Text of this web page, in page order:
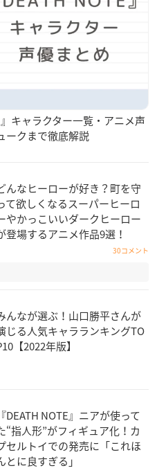
キャラクター一覧・アニメ声
クまで徹底解説
んなヒーローが好き？町を守
て欲しくなるスーパーヒーロ
やかっこいいダークヒーロー
登場するアニメ作品9選！
30コメント
んなが選ぶ！山口勝平さんが
じる人気キャラランキングTO
【2022年版】
『DEATH NOTE』ニアが使って
“指人形”がフィギュア化！カ
セルトイでの発売に「これほ
とに良すぎる」